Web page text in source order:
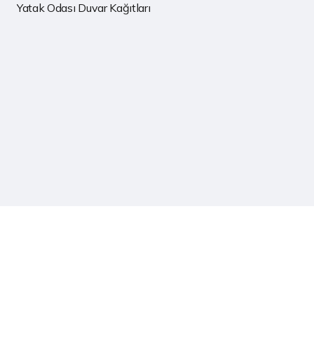
Çocuk Odası Duvar Kağıtları